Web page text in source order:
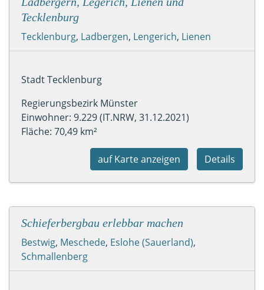
Tecklenburg
Tecklenburg, Ladbergen, Lengerich, Lienen
Stadt Tecklenburg
Regierungsbezirk Münster
Einwohner: 9.229 (IT.NRW, 31.12.2021)
Fläche: 70,49 km²
Details
auf Karte anzeigen
Schieferbergbau erlebbar machen
Bestwig, Meschede, Eslohe (Sauerland),
Schmallenberg